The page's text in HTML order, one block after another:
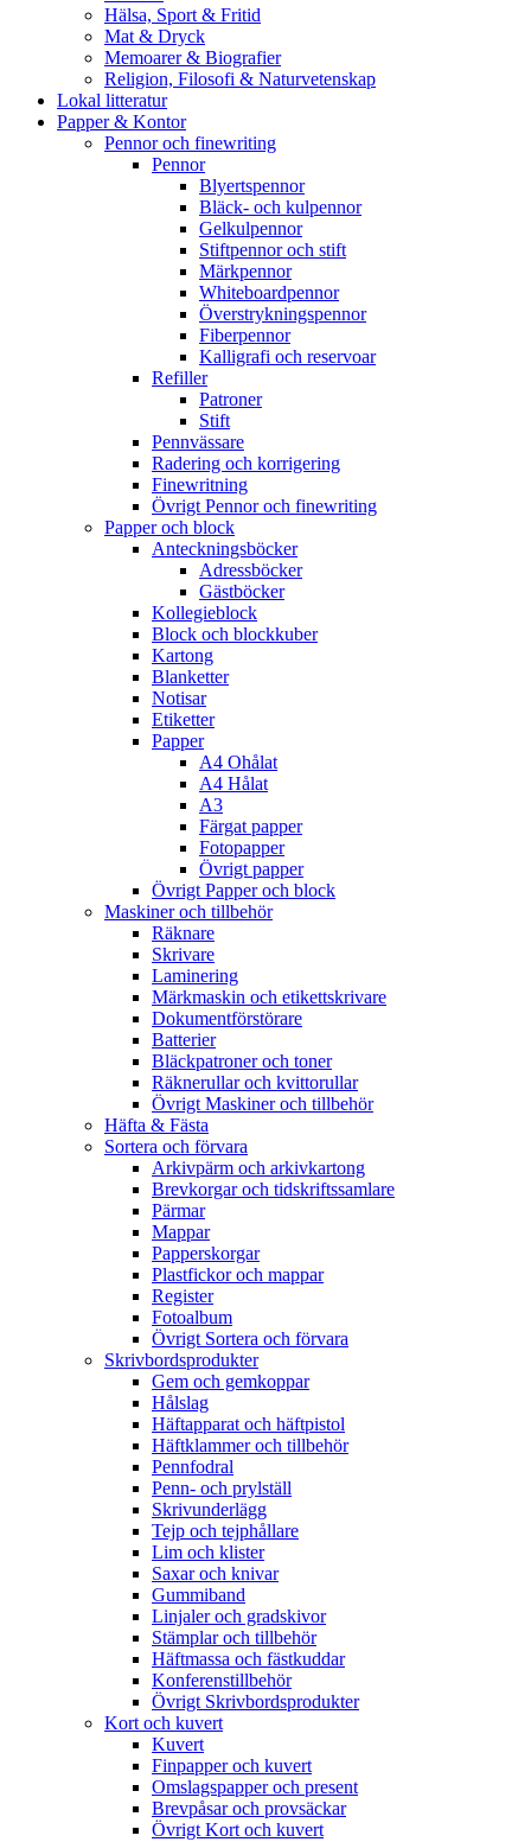
Hälsa, Sport & Fritid
Mat & Dryck
Memoarer & Biografier
Religion, Filosofi & Naturvetenskap
Lokal litteratur
Papper & Kontor
Pennor och finewriting
Pennor
Blyertspennor
Bläck- och kulpennor
Gelkulpennor
Stiftpennor och stift
Märkpennor
Whiteboardpennor
Överstrykningspennor
Fiberpennor
Kalligrafi och reservoar
Refiller
Patroner
Stift
Pennvässare
Radering och korrigering
Finewritning
Övrigt Pennor och finewriting
Papper och block
Anteckningsböcker
Adressböcker
Gästböcker
Kollegieblock
Block och blockkuber
Kartong
Blanketter
Notisar
Etiketter
Papper
A4 Ohålat
A4 Hålat
A3
Färgat papper
Fotopapper
Övrigt papper
Övrigt Papper och block
Maskiner och tillbehör
Räknare
Skrivare
Laminering
Märkmaskin och etikettskrivare
Dokumentförstörare
Batterier
Bläckpatroner och toner
Räknerullar och kvittorullar
Övrigt Maskiner och tillbehör
Häfta & Fästa
Sortera och förvara
Arkivpärm och arkivkartong
Brevkorgar och tidskriftssamlare
Pärmar
Mappar
Papperskorgar
Plastfickor och mappar
Register
Fotoalbum
Övrigt Sortera och förvara
Skrivbordsprodukter
Gem och gemkoppar
Hålslag
Häftapparat och häftpistol
Häftklammer och tillbehör
Pennfodral
Penn- och prylställ
Skrivunderlägg
Tejp och tejphållare
Lim och klister
Saxar och knivar
Gummiband
Linjaler och gradskivor
Stämplar och tillbehör
Häftmassa och fästkuddar
Konferenstillbehör
Övrigt Skrivbordsprodukter
Kort och kuvert
Kuvert
Finpapper och kuvert
Omslagspapper och present
Brevpåsar och provsäckar
Övrigt Kort och kuvert